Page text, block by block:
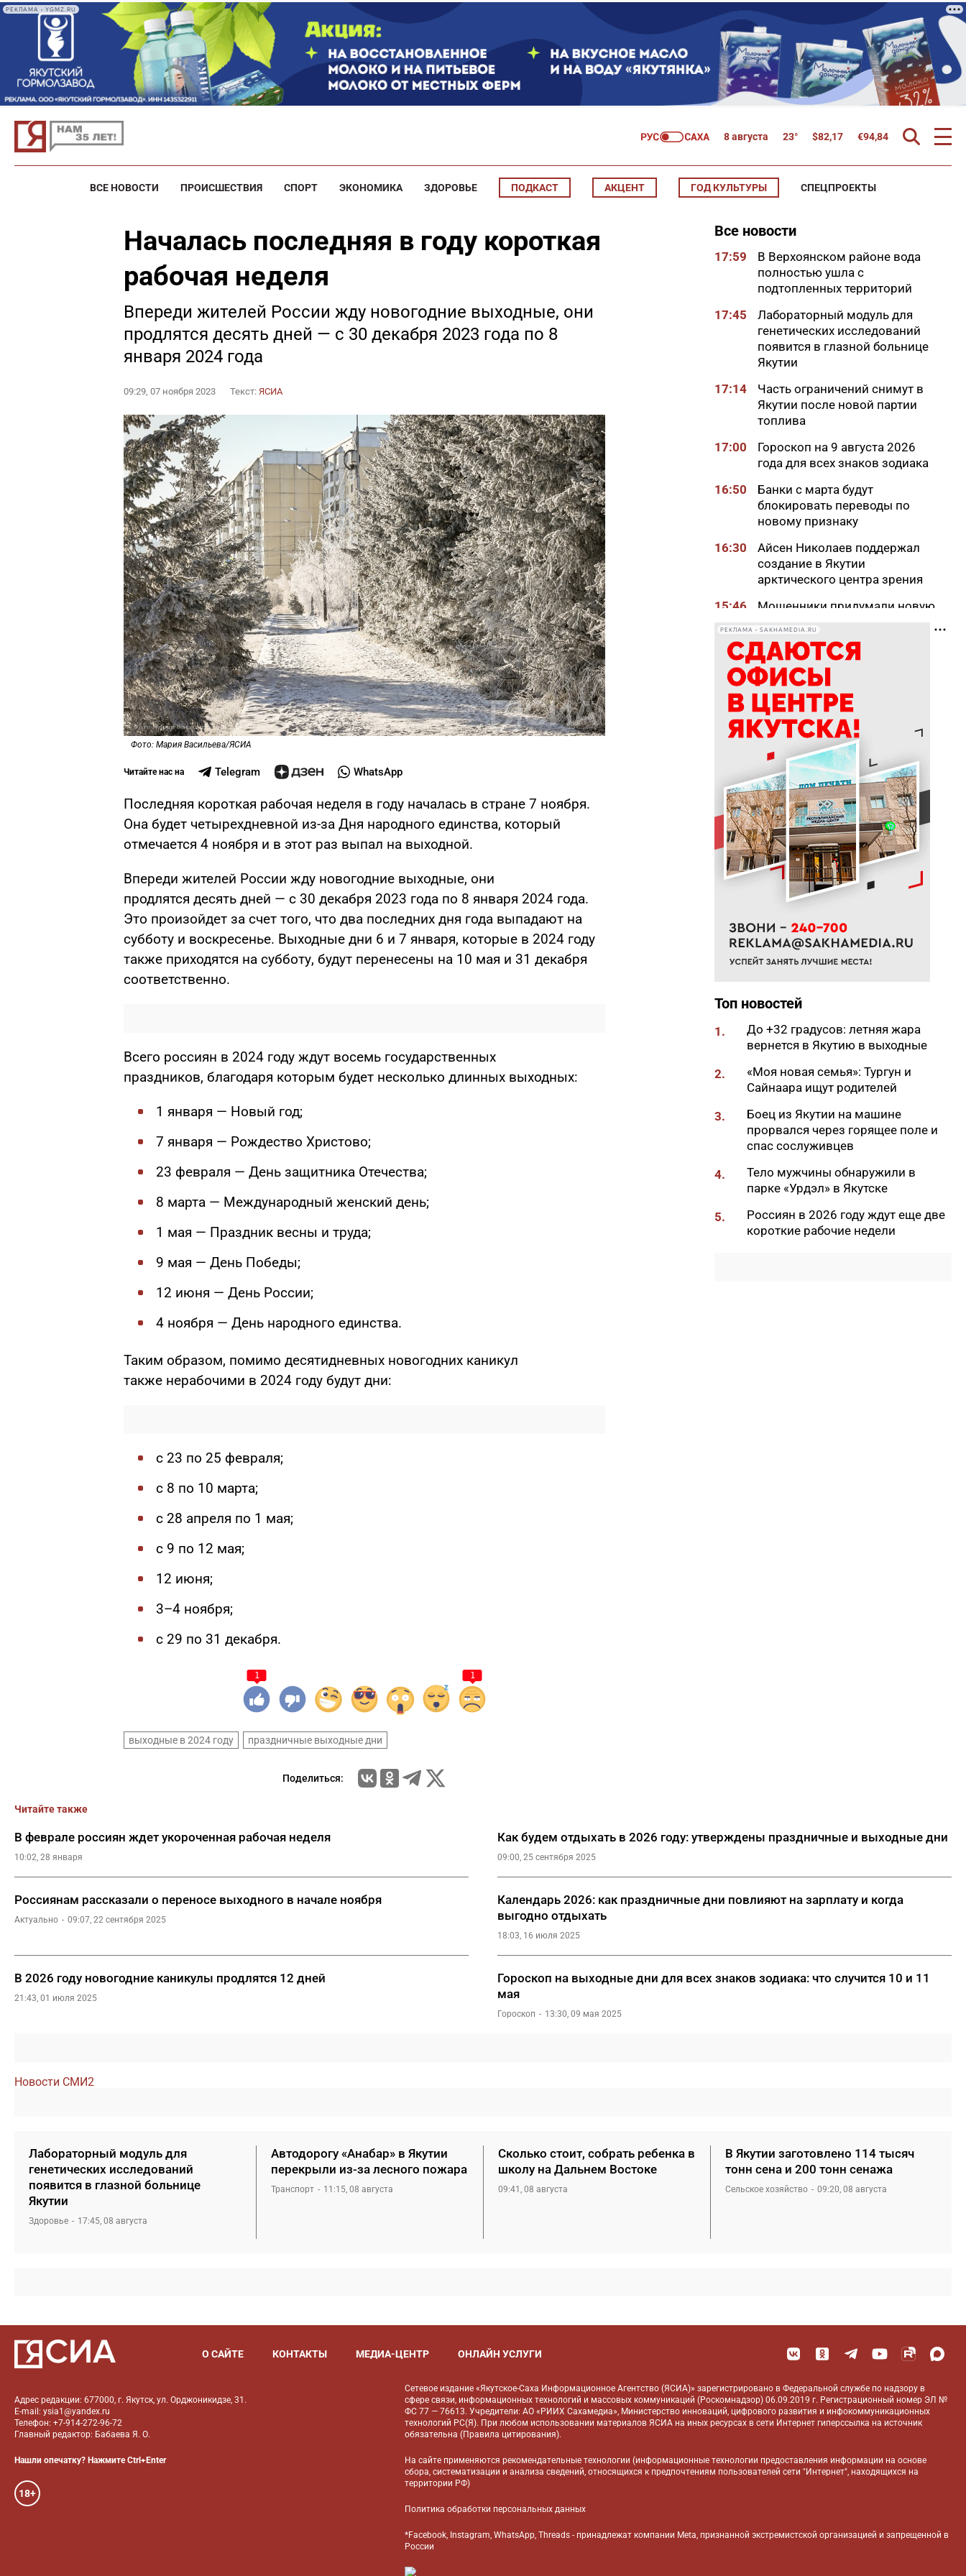
РЕКЛАМА • YGMZ.RU
8 августа 23° $82,17 €94,84
ВСЕ НОВОСТИ ПРОИСШЕСТВИЯ СПОРТ ЭКОНОМИКА ЗДОРОВЬЕ ПОДКАСТ АКЦЕНТ ГОД КУЛЬТУРЫ СПЕЦПРОЕКТЫ
Началась последняя в году короткая
рабочая неделя
Впереди жителей России жду новогодние выходные, они
продлятся десять дней — с 30 декабря 2023 года по 8
января 2024 года
09:29, 07 ноября 2023 Текст: ЯСИА
Фото: Мария Васильева/ЯСИА
Читайте нас на Telegram WhatsApp
Последняя короткая рабочая неделя в году началась в стране 7 ноября.
Она будет четырехдневной из-за Дня народного единства, который
отмечается 4 ноября и в этот раз выпал на выходной.
Впереди жителей России жду новогодние выходные, они
продлятся десять дней — с 30 декабря 2023 года по 8 января 2024 года.
Это произойдет за счет того, что два последних дня года выпадают на
субботу и воскресенье. Выходные дни 6 и 7 января, которые в 2024 году
также приходятся на субботу, будут перенесены на 10 мая и 31 декабря
соответственно.
Всего россиян в 2024 году ждут восемь государственных
праздников, благодаря которым будет несколько длинных выходных:
1 января — Новый год;
7 января — Рождество Христово;
23 февраля — День защитника Отечества;
8 марта — Международный женский день;
1 мая — Праздник весны и труда;
9 мая — День Победы;
12 июня — День России;
4 ноября — День народного единства.
Таким образом, помимо десятидневных новогодних каникул
также нерабочими в 2024 году будут дни:
с 23 по 25 февраля;
с 8 по 10 марта;
с 28 апреля по 1 мая;
с 9 по 12 мая;
12 июня;
3–4 ноября;
с 29 по 31 декабря.
1 1
выходные в 2024 году праздничные выходные дни
Поделиться:
Все новости
17:59
В Верхоянском районе вода
полностью ушла с
подтопленных территорий
17:45
Лабораторный модуль для
генетических исследований
появится в глазной больнице
Якутии
17:14
Часть ограничений снимут в
Якутии после новой партии
топлива
17:00
Гороскоп на 9 августа 2026
года для всех знаков зодиака
16:50
Банки с марта будут
блокировать переводы по
новому признаку
16:30
Айсен Николаев поддержал
создание в Якутии
арктического центра зрения
15:46
Мошенники придумали новую
«экстрасенсами»
15:39
Приметы на 9 августа 2026
года: как провести день
Пантелеймона
15:29
К Земле приближается
потенциально опасный
астероид
14:41
В трех районах Якутии
прогнозируют сильные дожди
13:32
В Якутии за сутки потушили
десять лесных пожаров
12:52
Гороскоп на неделю с 10 по 16
августа 2026 года
якутян с Всероссийским днем
физкультурника
11:50
Образование сквозь года: как
полпути
11:35
Российские школьники будут
учиться по новой программе
11:15
Автодорогу «Анабар» в Якутии
перекрыли из-за лесного
пожара
10:56
Новая платформа ЕР поможет
ветеранам СВО найти работу
10:22
В Усть-Майском районе
ликвидировали лесной пожар
на 13 гектарах
10:01
Якутяне рассказали, что
считают главным подарком в
РЕКЛАМА • SAKHAMEDIA.RU
Топ новостей
1.
До +32 градусов: летняя жара
вернется в Якутию в выходные
2.
«Моя новая семья»: Тургун и
Сайнаара ищут родителей
3.
Боец из Якутии на машине
прорвался через горящее поле и
спас сослуживцев
4.
Тело мужчины обнаружили в
парке «Урдэл» в Якутске
5.
Россиян в 2026 году ждут еще две
короткие рабочие недели
Читайте также
В феврале россиян ждет укороченная рабочая неделя
10:02, 28 января
Как будем отдыхать в 2026 году: утверждены праздничные и выходные дни
09:00, 25 сентября 2025
Россиянам рассказали о переносе выходного в начале ноября
Актуально 09:07, 22 сентября 2025
Календарь 2026: как праздничные дни повлияют на зарплату и когда
выгодно отдыхать
18:03, 16 июля 2025
В 2026 году новогодние каникулы продлятся 12 дней
21:43, 01 июля 2025
Гороскоп на выходные дни для всех знаков зодиака: что случится 10 и 11
мая
Гороскоп 13:30, 09 мая 2025
Новости СМИ2
Лабораторный модуль для
генетических исследований
появится в глазной больнице
Якутии
Здоровье 17:45, 08 августа
Автодорогу «Анабар» в Якутии
перекрыли из-за лесного пожара
Транспорт 11:15, 08 августа
Сколько стоит, собрать ребенка в
школу на Дальнем Востоке
09:41, 08 августа
В Якутии заготовлено 114 тысяч
тонн сена и 200 тонн сенажа
Сельское хозяйство 09:20, 08 августа
О САЙТЕ КОНТАКТЫ МЕДИА-ЦЕНТР ОНЛАЙН УСЛУГИ
Адрес редакции: 677000, г. Якутск, ул. Орджоникидзе, 31.
E-mail: ysia1@yandex.ru
Телефон: +7-914-272-96-72
Главный редактор: Бабаева Я. О.
Нашли опечатку? Нажмите Ctrl+Enter
18+
Сетевое издание «Якутское-Саха Информационное Агентство (ЯСИА)» зарегистрировано в Федеральной службе по надзору в
сфере связи, информационных технологий и массовых коммуникаций (Роскомнадзор) 06.09.2019 г. Регистрационный номер ЭЛ №
ФС 77 — 76613. Учредители: АО «РИИХ Сахамедиа», Министерство инноваций, цифрового развития и инфокоммуникационных
технологий РС(Я). При любом использовании материалов ЯСИА на иных ресурсах в сети Интернет гиперссылка на источник
обязательна (Правила цитирования).
На сайте применяютсярекомендательные технологии (информационные технологии предоставления информации на основе
сбора, систематизации и анализа сведений, относящихся к предпочтениям пользователей сети "Интернет", находящихся на
территории РФ)
Политика обработки персональных данных
*Facebook, Instagram, WhatsApp, Threads - принадлежат компании Meta, признанной экстремистской организацией и запрещенной в
России